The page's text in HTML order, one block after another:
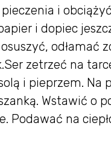
i
i dopiec
odłamać
zetrzeć na
i pieprzem. Na
Wstawić o
Podawać na